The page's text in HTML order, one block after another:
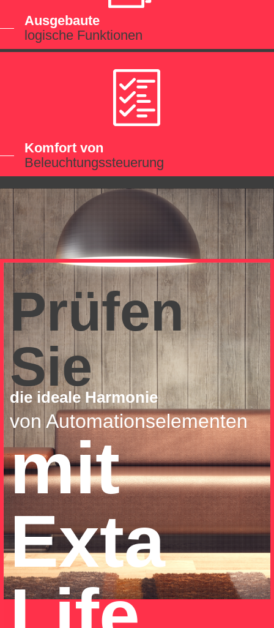
Ausgebaute
logische Funktionen
Komfort von
Beleuchtungssteuerung
Prüfen
Sie
die ideale Harmonie
von Automationselementen
mit
Exta